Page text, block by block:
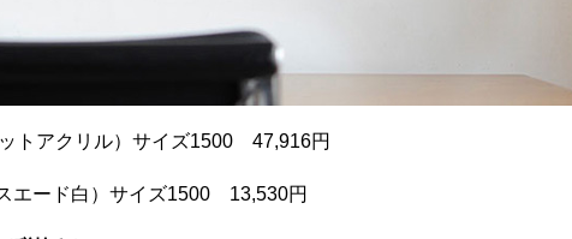
トアクリル）サイズ1500 47,916円
エード白）サイズ1500 13,530円